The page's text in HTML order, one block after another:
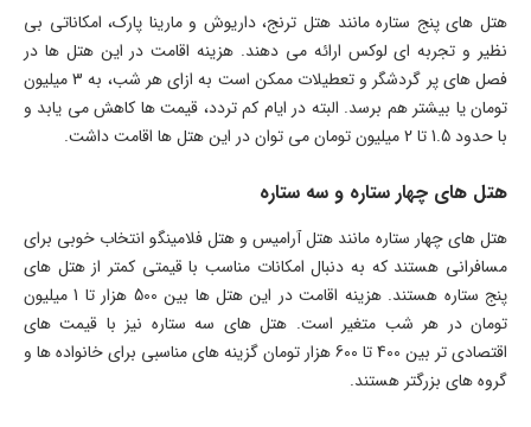
هتل های پنج ستاره مانند هتل ترنج، داریوش و مارینا پارک، امکاناتی بی
نظیر و تجربه ای لوکس ارائه می دهند. هزینه اقامت در این هتل ها در
فصل های پر گردشگر و تعطیلات ممکن است به ازای هر شب، به 3 میلیون
تومان یا بیشتر هم برسد. البته در ایام کم تردد، قیمت ها کاهش می یابد و
با حدود 1.5 تا 2 میلیون تومان می توان در این هتل ها اقامت داشت.
هتل های چهار ستاره و سه ستاره
هتل های چهار ستاره مانند هتل آرامیس و هتل فلامینگو انتخاب خوبی برای
مسافرانی هستند که به دنبال امکانات مناسب با قیمتی کمتر از هتل های
پنج ستاره هستند. هزینه اقامت در این هتل ها بین 500 هزار تا 1 میلیون
تومان در هر شب متغیر است. هتل های سه ستاره نیز با قیمت های
اقتصادی تر بین 400 تا 600 هزار تومان گزینه های مناسبی برای خانواده ها و
گروه های بزرگتر هستند.